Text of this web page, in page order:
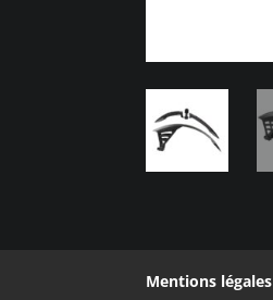
Mentions légales